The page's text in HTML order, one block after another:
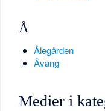
Å
Ålegården
Åvang
Medier i